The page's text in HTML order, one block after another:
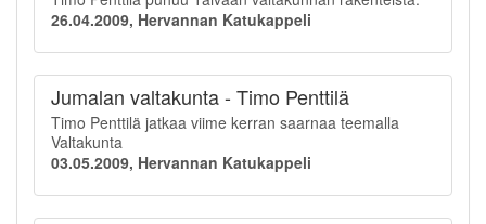
26.04.2009, Hervannan Katukappeli
Jumalan valtakunta - Timo Penttilä
Timo Penttilä jatkaa viime kerran saarnaa teemalla
Valtakunta
03.05.2009, Hervannan Katukappeli